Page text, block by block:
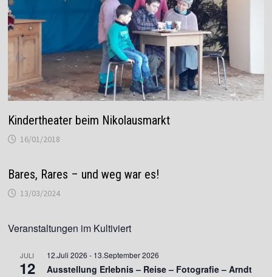
Kindertheater beim Nikolausmarkt
16/01/2018
Bares, Rares – und weg war es!
13/03/2024
Veranstaltungen im Kultiviert
JULI
12
12.Juli 2026 - 13.September 2026
Ausstellung Erlebnis – Reise – Fotografie – Arndt